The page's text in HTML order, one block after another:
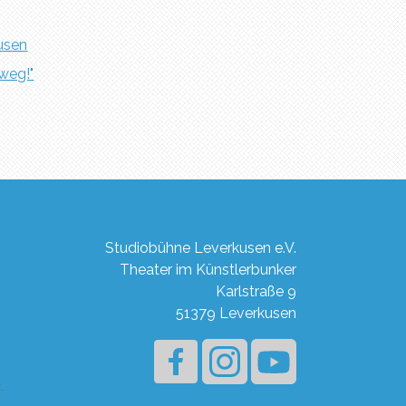
Studiobühne Leverkusen e.V.
Theater im Künstlerbunker
Karlstraße 9
51379 Leverkusen